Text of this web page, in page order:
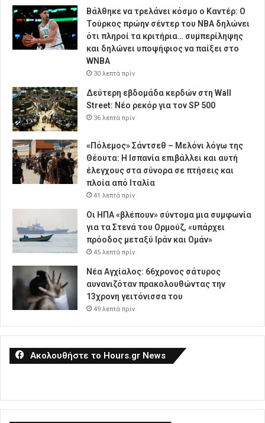
Βάλθηκε να τρελάνει κόσμο ο Καντέρ: Ο
Τούρκος πρώην σέντερ του NBA δηλώνει
ότι πληροί τα κριτήρια… συμπερίληψης
και δηλώνει υποψήφιος να παίξει στο
WNBA
30 λεπτά πρίν
Δεύτερη εβδομάδα κερδών στη Wall
Street: Νέο ρεκόρ για τον SP 500
36 λεπτά πρίν
«Πόλεμος» Σάντσεθ – Μελόνι λόγω της
Θέουτα: Η Ισπανία επιβάλλει και αυτή
έλεγχους στα σύνορα σε πτήσεις και
πλοία από Ιταλία
41 λεπτά πρίν
Οι ΗΠΑ «βλέπουν» σύντομα μια συμφωνία
για τα Στενά του Ορμούζ, «υπάρχει
πρόοδος μεταξύ Ιράν και Ομάν»
45 λεπτά πρίν
Νέα Αγχίαλος: 66χρονος σάτυρος
αυνανιζόταν πρακολουθώντας την
13χρονη γειτόνισσα του
49 λεπτά πρίν
Ακολουθήστε το Hours.gr News